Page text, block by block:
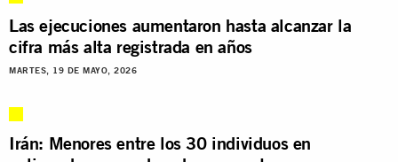
Las ejecuciones aumentaron hasta alcanzar la
cifra más alta registrada en años
MARTES, 19 DE MAYO, 2026
Irán: Menores entre los 30 individuos en